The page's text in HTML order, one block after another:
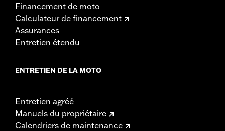
Financement de moto
Calculateur de financement
Assurances
Entretien étendu
ENTRETIEN DE LA MOTO
Entretien agréé
Manuels du propriétaire
Calendriers de maintenance